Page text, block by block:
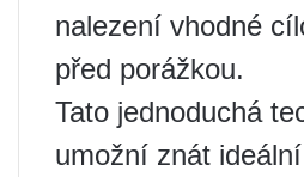
nalezení vhodné
před porážkou.
Tato jednoduchá
umožní znát